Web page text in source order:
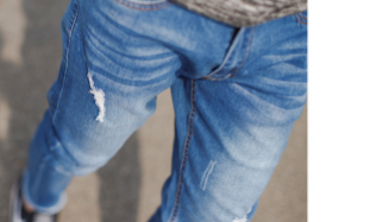
您將收到繳費通知簡訊。
後14天內，點擊此簡訊中的連結，可透過四大超商／
元方式進行付款，方視為交易完成。
成當下不需立刻繳費，但若您需要取消訂單，請聯絡
商家同意取消之訂單仍視為有效，需透過AFTEE先享
AFTEE先享後付 」之結帳頁面顯示為準，若有關於
需取消欲退款等相關疑問，請聯繫「AFTEE先享後付
netprotections.freshdesk.com/support/home
含以上)免運費
含以上)免運費
含以上)免運費